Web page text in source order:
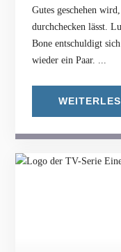
Gutes geschehen
durchchecken lässt.
Bone entschuldigt
wieder ein Paar. ...